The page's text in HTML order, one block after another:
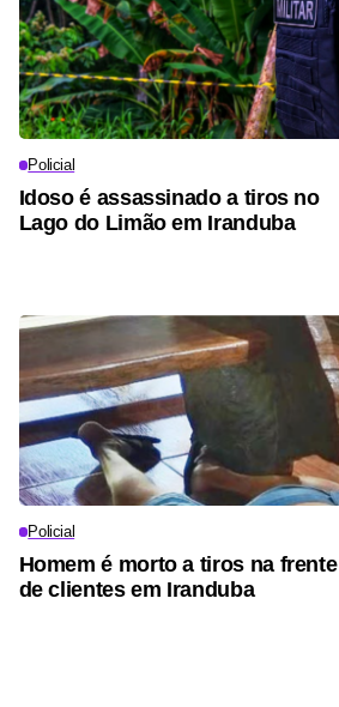
Policial
Idoso é assassinado a tiros no
Lago do Limão em Iranduba
Policial
Homem é morto a tiros na frente
de clientes em Iranduba